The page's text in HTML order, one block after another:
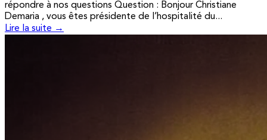
répondre à nos questions Question : Bonjour Christiane
Demaria , vous êtes présidente de l’hospitalité du...
Lire la suite →